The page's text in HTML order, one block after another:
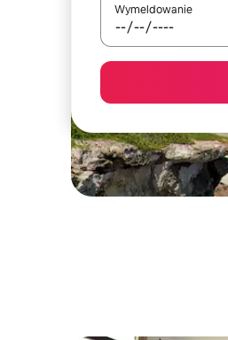
Wymeldowanie